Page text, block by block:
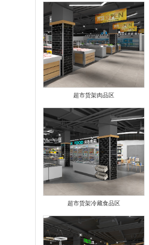
超市货架肉品区
超市货架冷藏食品区